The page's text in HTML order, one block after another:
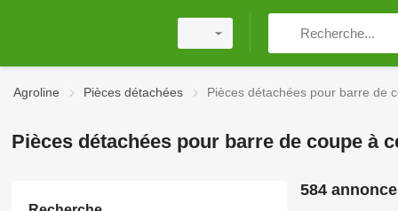
Agroline Pièces détachées Pièces détachées pour barre de
Pièces détachées pour barre de coupe à
584